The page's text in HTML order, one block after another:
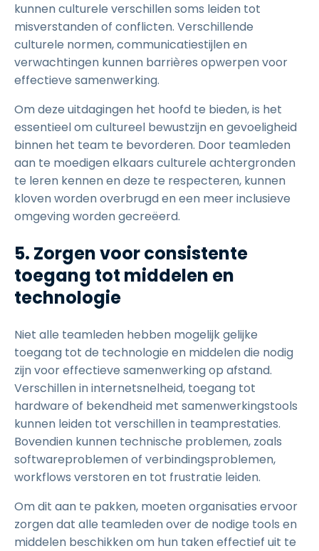
kunnen culturele verschillen soms leiden tot
misverstanden of conflicten. Verschillende
culturele normen, communicatiestijlen en
verwachtingen kunnen barrières opwerpen voor
effectieve samenwerking.
Om deze uitdagingen het hoofd te bieden, is het
essentieel om cultureel bewustzijn en gevoeligheid
binnen het team te bevorderen. Door teamleden
aan te moedigen elkaars culturele achtergronden
te leren kennen en deze te respecteren, kunnen
kloven worden overbrugd en een meer inclusieve
omgeving worden gecreëerd.
5. Zorgen voor consistente
toegang tot middelen en
technologie
Niet alle teamleden hebben mogelijk gelijke
toegang tot de technologie en middelen die nodig
zijn voor effectieve samenwerking op afstand.
Verschillen in internetsnelheid, toegang tot
hardware of bekendheid met samenwerkingstools
kunnen leiden tot verschillen in teamprestaties.
Bovendien kunnen technische problemen, zoals
softwareproblemen of verbindingsproblemen,
workflows verstoren en tot frustratie leiden.
Om dit aan te pakken, moeten organisaties ervoor
zorgen dat alle teamleden over de nodige tools en
middelen beschikken om hun taken effectief uit te